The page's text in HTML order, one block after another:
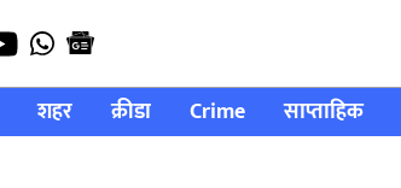
शहर क्रीडा Crime साप्ताहिक